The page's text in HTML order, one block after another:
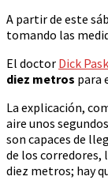
A partir de este
tomando las
El doctor Dick
diez metros para
La explicación,
aire unos
son capaces de
de los corredores,
diez metros; hay